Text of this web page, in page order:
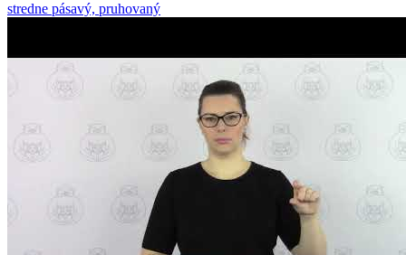
stredne pásavý, pruhovaný